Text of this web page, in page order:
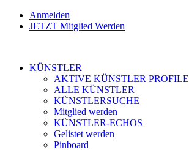
Anmelden
JETZT Mitglied Werden
KÜNSTLER
AKTIVE KÜNSTLER PROFILE
ALLE KÜNSTLER
KÜNSTLERSUCHE
Mitglied werden
KÜNSTLER-ECHOS
Gelistet werden
Pinboard